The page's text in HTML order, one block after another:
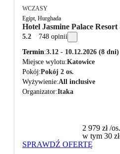
WCZASY
Egipt, Hurghada
Hotel Jasmine Palace Resort
5.2 748 opinii
Termin 3.12 - 10.12.2026 (8 dni)
Miejsce wylotu Katowice
Pokój Pokój 2 os.
Wyżywienie All inclusive
Organizator Itaka
2 979 zł/os.
w tym 30
SPRAWDŹ OFERTĘ